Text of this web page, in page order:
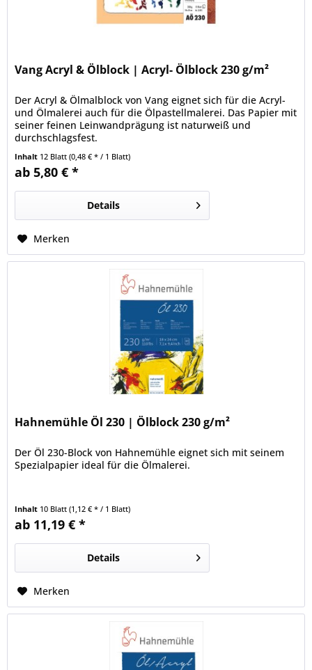
Vang Acryl & Ölblock | Acryl- Ölblock 230 g/m²
Der Acryl & Ölmalblock von Vang eignet sich für die Acryl-
und Ölmalerei auch für die Ölpastellmalerei. Das Papier mit
seiner feinen Leinwandprägung ist naturweiß und
durchschlagsfest.
Inhalt 12 Blatt(0,48 € * / 1 Blatt)
ab 5,80 € *
Details
Merken
Hahnemühle Öl 230 | Ölblock 230 g/m²
Der Öl 230-Block von Hahnemühle eignet sich mit seinem
Spezialpapier ideal für die Ölmalerei.
Inhalt 10 Blatt(1,12 € * / 1 Blatt)
ab 11,19 € *
Details
Merken